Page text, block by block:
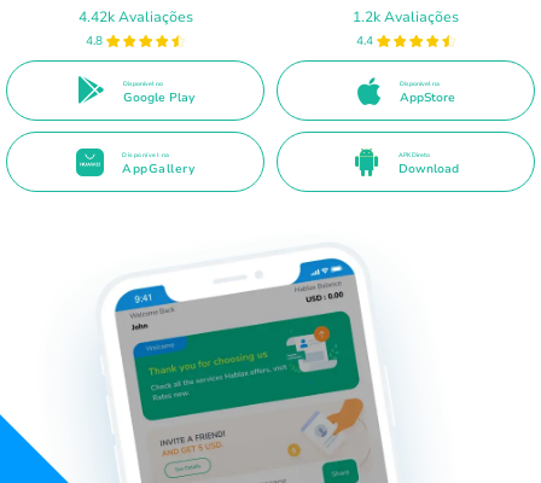
4.42k Avaliações
4.8
Disponível no
Google Play
1.2k Avaliações
4.4
Disponível na
AppStore
Disponível na
AppGallery
APK Direto
Download